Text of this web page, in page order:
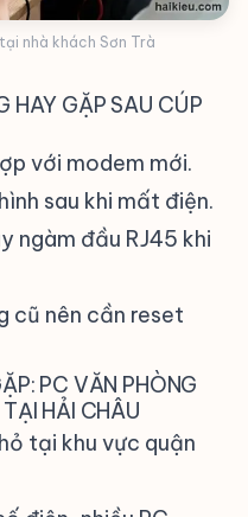
nhà khách Sơn Trà
HAY GẶP SAU CÚP
với modem mới.
sau khi mất điện.
ngàm đầu RJ45 khi
cũ nên cần reset
PC VĂN PHÒNG
HẢI CHÂU
tại khu vực quận